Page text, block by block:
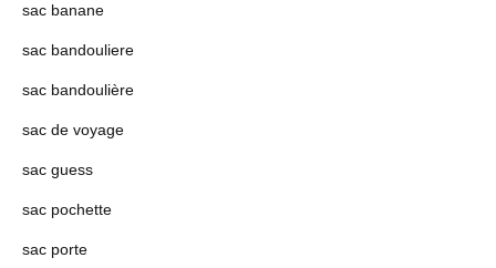
sac banane
sac bandouliere
sac bandoulière
sac de voyage
sac guess
sac pochette
sac porte